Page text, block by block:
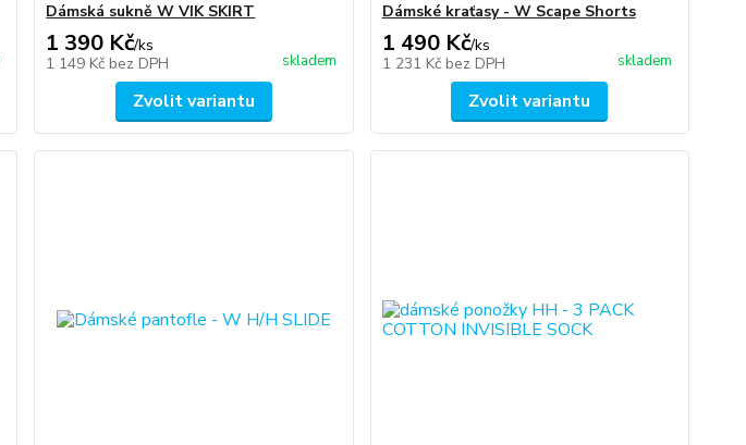
Dámská sukně W VIK SKIRT
1 390 Kč/ks
1 149 Kč bez DPH skladem
Zvolit variantu
Dámské kraťasy - W Scape Shorts
1 490 Kč/ks
1 231 Kč bez DPH skladem
Zvolit variantu